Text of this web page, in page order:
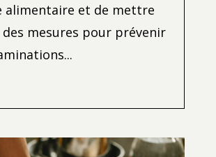
alimentaire et de mettre
des mesures pour prévenir